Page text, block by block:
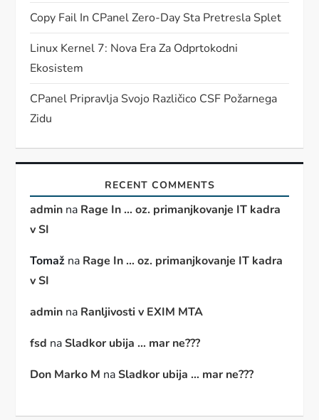
Copy Fail In CPanel Zero-Day Sta Pretresla Splet
Linux Kernel 7: Nova Era Za Odprtokodni
Ekosistem
CPanel Pripravlja Svojo Različico CSF Požarnega
Zidu
RECENT COMMENTS
admin na Rage In … oz. primanjkovanje IT kadra
v SI
Tomaž na Rage In … oz. primanjkovanje IT kadra
v SI
admin na Ranljivosti v EXIM MTA
fsd naSladkor ubija … mar ne???
Don Marko M naSladkor ubija … mar ne???